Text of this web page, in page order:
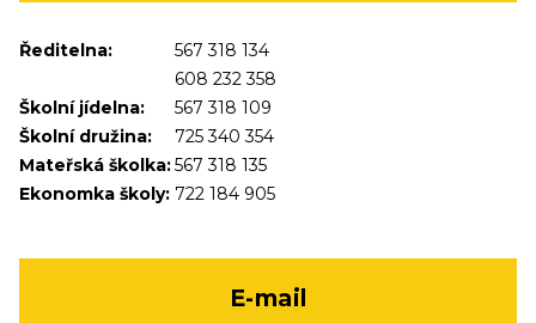
Ředitelna:
567 318 134
608 232 358
Školní jídelna:
567 318 109
Školní družina:
725 340 354
Mateřská školka:567 318 135
Ekonomka školy: 722 184 905
E-mail